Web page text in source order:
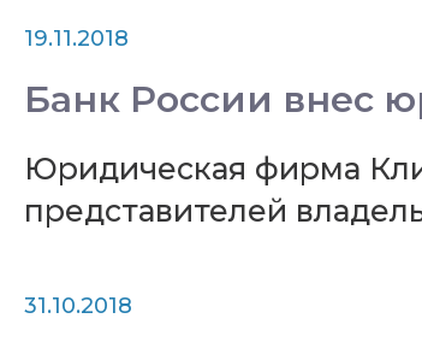
19.11.2018
Банк России внес
Юридическая фирма
представителей
31.10.2018